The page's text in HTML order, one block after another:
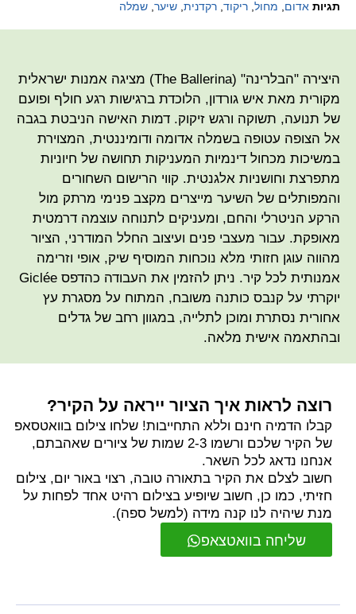
תגיות אדום, מחול, ריקוד, רקדנית, שיער, שמלה
היצירה "הבלרינה" (The Ballerina) מציגה אמנות ישראלית
מקורית מאת איש גורדון, הלוכדת ברגישות רגע חולף ופועם
של תנועה, תשוקה ורגש זיקוק. דמות האישה הניבטת בגבה
אל הצופה עטופה בשמלה אדומה ודומיננטית, המצוירת
במשיכות מכחול דינמיות המעניקות תחושה של חיוניות
מתפרצת וחושניות אלגנטית. קווי הרישום השחורים
והמפותלים של השיער מייצרים מקצב פנימי מרתק מול
הרקע הניטרלי והחם, ומעניקים לתנוחה עוצמה דרמטית
מאופקת. עבור מעצבי פנים ועיצוב החלל המודרני, הציור
מהווה עוגן חזותי מלא נוכחות המוסיף שיק, אופי וזרימה
אמנותית לכל קיר. ניתן להזמין את העבודה כהדפס Giclée
יוקרתי על קנבס כותנה משובח, המתוח על מסגרת עץ
אחורית נסתרת ומוכן לתלייה, במגוון רחב של גדלים
ובהתאמה אישית מלאה.
שליחה בוואטצאפ
רוצה לראות איך הציור ייראה על הקיר?
קבלו הדמיה חינם וללא התחייבות! שלחו צילום בוואטסאפ
של הקיר שלכם ורשמו 2-3 שמות של ציורים שאהבתם,
אנחנו נדאג לכל השאר.
חשוב לצלם את הקיר בתאורה טובה, רצוי באור יום, צילום
חזיתי, כמו כן, חשוב שיופיע בצילום רהיט אחד לפחות על
מנת שיהיה לנו קנה מידה (למשל ספה).